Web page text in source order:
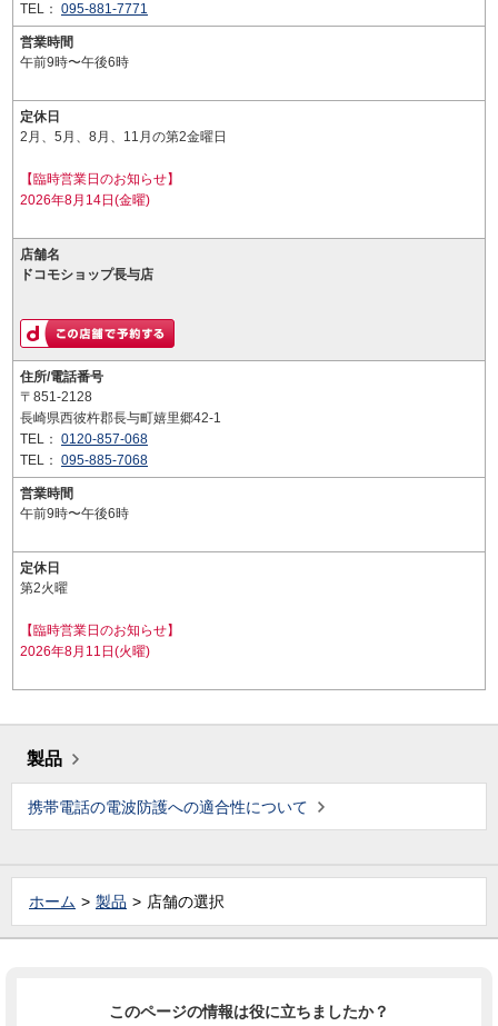
TEL： 095-881-7771
営業時間
午前9時〜午後6時
定休日
2月、5月、8月、11月の第2金曜日
【臨時営業日のお知らせ】
2026年8月14日(金曜)
店舗名
ドコモショップ長与店
住所/電話番号
〒851-2128
長崎県西彼杵郡長与町嬉里郷42-1
TEL： 0120-857-068
TEL： 095-885-7068
営業時間
午前9時〜午後6時
定休日
第2火曜
【臨時営業日のお知らせ】
2026年8月11日(火曜)
製品
携帯電話の電波防護への適合性について
ホーム 製品 店舗の選択
このページの情報は役に立ちましたか？